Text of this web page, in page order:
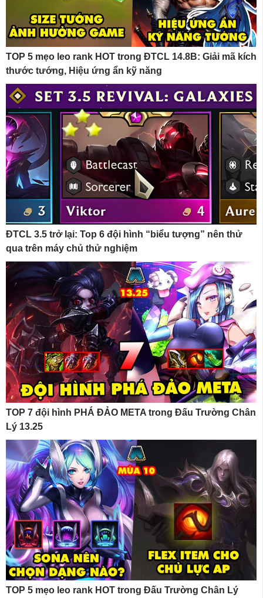
TOP 5 mẹo leo rank HOT trong ĐTCL 14.8B: Giải mã kích
thước tướng, Hiệu ứng ẩn kỹ năng
ĐTCL 3.5 trở lại: Top 6 đội hình “biểu tượng” nên thử
qua trên máy chủ thử nghiệm
TOP 7 đội hình PHÁ ĐẢO META trong Đấu Trường Chân
Lý 13.25
TOP 5 mẹo leo rank HOT trong Đấu Trường Chân Lý